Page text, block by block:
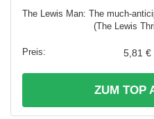
The Lewis Man: The much-
(The Lewis
5,81 €
ZUM TOP